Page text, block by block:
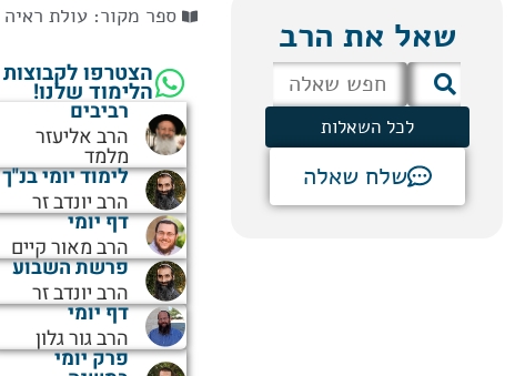
שאל את הרב
לכל השאלות
שלח שאלה
ספר מקור: עולת ראיה
הצטרפו לקבוצות
הלימוד שלנו!
רביבים
הרב אליעזר
מלמד
לימוד יומי בנ"ך
הרב יונדב זר
דף יומי
הרב מאור קיים
פרשת השבוע
הרב יונדב זר
דף יומי
הרב גור גלון
פרק יומי